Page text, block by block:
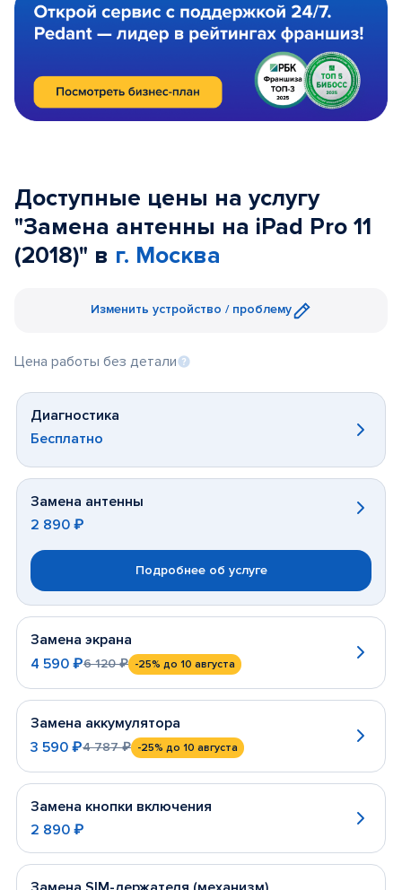
Доступные цены на услугу
"Замена антенны на iPad Pro 11
(2018)" в г. Москва
Изменить устройство / проблему
Цена работы без детали
Диагностика
Бесплатно
Замена антенны
2 890 ₽
Подробнее об услуге
Замена экрана
4 590 ₽6 120 ₽ -25% до 10 августа
Замена аккумулятора
3 590 ₽4 787 ₽ -25% до 10 августа
Замена кнопки включения
2 890 ₽